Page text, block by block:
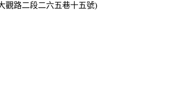
觀路二段二六五巷十五號)